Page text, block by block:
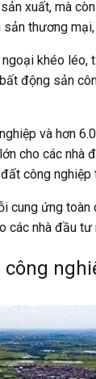
xuất, mà
thương
khéo
động sản
và hơn
cho các
công nghiệp
cung ứng
nhà đầu